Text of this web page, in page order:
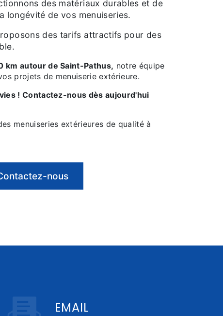
des matériaux durables et de
longévité de vos menuiseries.
des tarifs attractifs pour des
km autour de Saint-Pathus, notre équipe
projets de menuiserie extérieure.
menuiseries extérieures de qualité à
nous
EMAIL